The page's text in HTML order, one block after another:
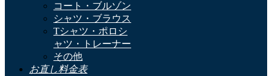
コート・ブルゾン
シャツ・ブラウス
Tシャツ・ポロシ
ャツ・トレーナー
その他
お直し料金表